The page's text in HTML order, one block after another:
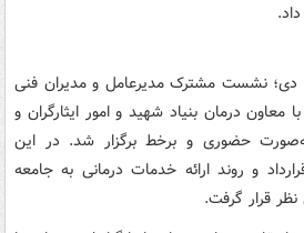
دی؛ نشست مشترک مدیرعامل و مدیران فنی
درمان بنیاد شهید و امور ایثارگران و
حضوری و برخط برگزار شد. در این
و روند ارائه خدمات درمانی به جامعه
نظر قرار گرفت.